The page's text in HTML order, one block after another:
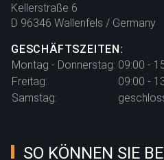
Kellerstraße 6
D 96346 Wallenfels / Germany
GESCHÄFTSZEITEN:
Montag - Donnerstag: 09:00 -
Freitag:
09:00 -
Samstag:
SO KÖNNEN SIE